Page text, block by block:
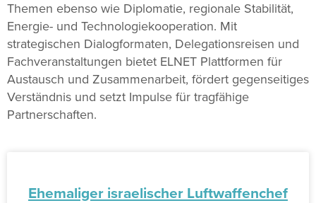
Themen ebenso wie Diplomatie, regionale Stabilität,
Energie- und Technologiekooperation. Mit
strategischen Dialogformaten, Delegationsreisen und
Fachveranstaltungen bietet ELNET Plattformen für
Austausch und Zusammenarbeit, fördert gegenseitiges
Verständnis und setzt Impulse für tragfähige
Partnerschaften.
Ehemaliger israelischer Luftwaffenchef